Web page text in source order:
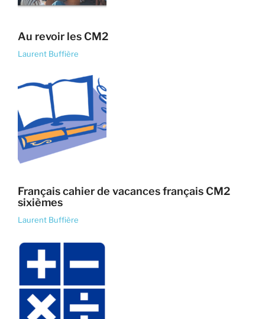
Au revoir les CM2
Laurent Buffière
Français cahier de vacances français CM2
sixièmes
Laurent Buffière